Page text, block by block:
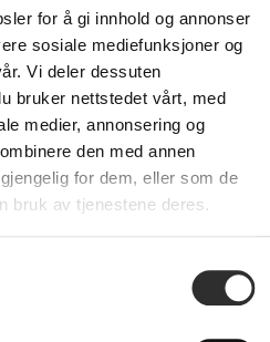
for å gi innhold og annonser
sosiale mediefunksjoner og
Vi deler dessuten
bruker nettstedet vårt, med
medier, annonsering og
den med annen
for dem, eller som de
bruk av tjenestene deres.
tjenester &
Hardware
Telefoni
Bærekraft